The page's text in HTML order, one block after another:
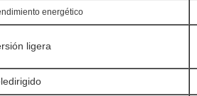
energético
ligera